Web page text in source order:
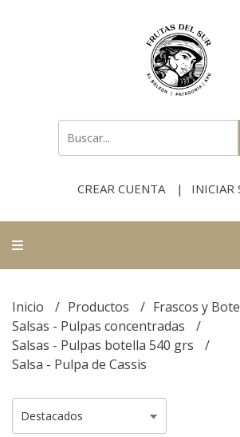
CREAR CUENTA INICIAR
Inicio Productos
Frascos y
Salsas - Pulpas concentradas
Salsas - Pulpas botella 540 grs
Salsa - Pulpa de Cassis